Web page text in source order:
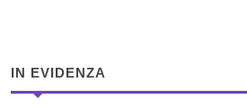
IN EVIDENZA